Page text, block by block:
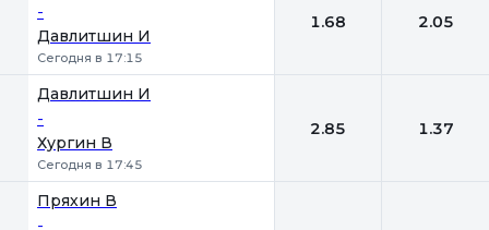
-
Давлитшин И
Сегодня в 17:15
1.68 2.05
Давлитшин И
-
Хургин В
Сегодня в 17:45
2.85 1.37
Пряхин В
-